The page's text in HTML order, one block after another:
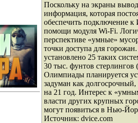
Поскольку на экраны
информация, которая
обеспечить подключение к
помощи модуля Wi-Fi.
перспективе «умные»
точки доступа для
установлено 25 таких
30 тыс. фунтов стерлингов
Олимпиады планируется
задуман как
на 21 год. Интерес к
власти других крупных
могут появиться в Нью-
Источник: dvice.com